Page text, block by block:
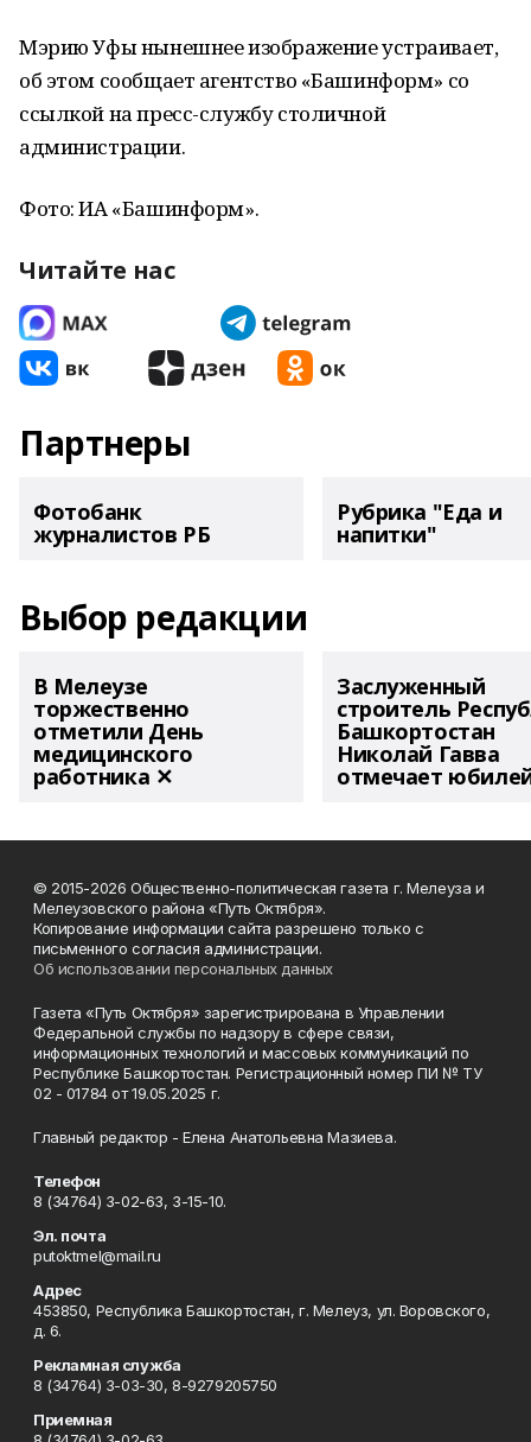
Мэрию Уфы нынешнее изображение устраивает,
об этом сообщает агентство «Башинформ» со
ссылкой на пресс-службу столичной
администрации.
Фото: ИА «Башинформ».
Читайте нас
Партнеры
Фотобанк
журналистов РБ
Рубрика "Еда и
напитки"
Выбор редакции
В Мелеузе
торжественно
отметили День
медицинского
работника ✕
Заслуженный
строитель
Башкортостан
Николай Гавва
отмечает
© 2015-2026 Общественно-политическая газета г. Мелеуза и
Мелеузовского района «Путь Октября».
Копирование информации сайта разрешено только с
письменного согласия администрации.
Об использовании персональных данных
Газета «Путь Октября» зарегистрирована в Управлении
Федеральной службы по надзору в сфере связи,
информационных технологий и массовых коммуникаций по
Республике Башкортостан. Регистрационный номер ПИ № ТУ
02 - 01784 от 19.05.2025 г.
Главный редактор - Елена Анатольевна Мазиева.
Телефон
8 (34764) 3-02-63, 3-15-10.
Эл. почта
putoktmel@mail.ru
Адрес
453850, Республика Башкортостан, г. Мелеуз, ул. Воровского,
д. 6.
Рекламная служба
8 (34764) 3-03-30, 8-9279205750
Приемная